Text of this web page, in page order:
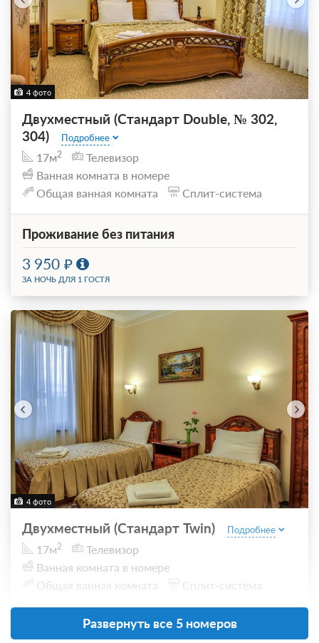
4 фото
Двухместный (Стандарт Double, № 302,
304)
Подробнее
17м2
Телевизор
Ванная комната в номере
Общая ванная комната
Сплит-система
Проживание без питания
3 950
ЗА НОЧЬ ДЛЯ 1 ГОСТЯ
4 фото
Двухместный (Стандарт Twin) Подробнее
17м2
Телевизор
Ванная комната в номере
Общая ванная комната
Сплит-система
Проживание без питания
Развернуть все 5 номеров